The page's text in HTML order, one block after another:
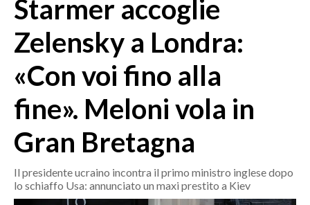
MEDIO CAMPIDANO
SASSARI E PROVINCIA
GALLURA
NUORO E PROVINCIA
OGLIASTRA
AGENDA
ITALIA
Starmer accoglie
Zelensky a Londra:
«Con voi fino alla
fine». Meloni vola in
Gran Bretagna
Il presidente ucraino incontra il primo ministro inglese dopo
lo schiaffo Usa: annunciato un maxi prestito a Kiev